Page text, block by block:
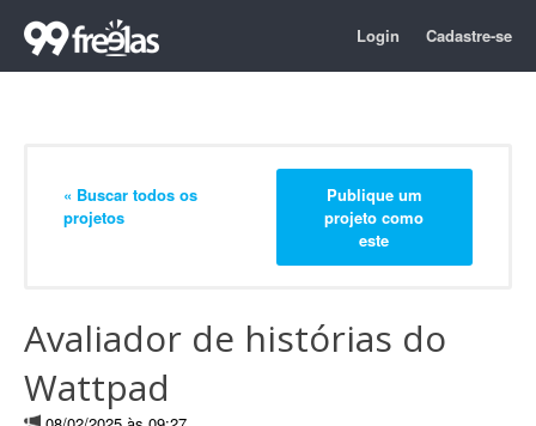
Login Cadastre-se
« Buscar todos os
projetos
Publique um
projeto como
este
Avaliador de histórias do
Wattpad